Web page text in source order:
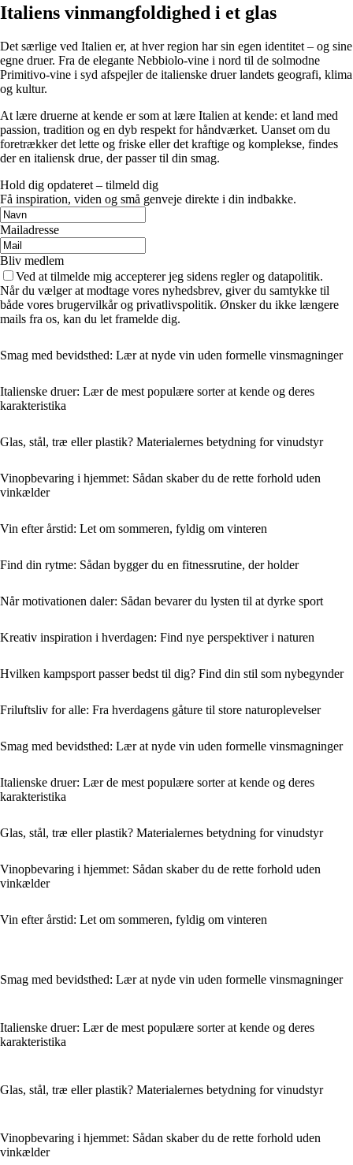
Italiens vinmangfoldighed i et glas
Det særlige ved Italien er, at hver region har sin egen identitet – og sine
egne druer. Fra de elegante Nebbiolo-vine i nord til de solmodne
Primitivo-vine i syd afspejler de italienske druer landets geografi, klima
og kultur.
At lære druerne at kende er som at lære Italien at kende: et land med
passion, tradition og en dyb respekt for håndværket. Uanset om du
foretrækker det lette og friske eller det kraftige og komplekse, findes
der en italiensk drue, der passer til din smag.
Hold dig opdateret – tilmeld dig
Få inspiration, viden og små genveje direkte i din indbakke.
Mailadresse
Bliv medlem
Ved at tilmelde mig accepterer jeg sidens regler og datapolitik.
Når du vælger at modtage vores nyhedsbrev, giver du samtykke til
både vores brugervilkår og privatlivspolitik. Ønsker du ikke længere
mails fra os, kan du let framelde dig.
Smag med bevidsthed: Lær at nyde vin uden formelle vinsmagninger
Italienske druer: Lær de mest populære sorter at kende og deres
karakteristika
Glas, stål, træ eller plastik? Materialernes betydning for vinudstyr
Vinopbevaring i hjemmet: Sådan skaber du de rette forhold uden
vinkælder
Vin efter årstid: Let om sommeren, fyldig om vinteren
Find din rytme: Sådan bygger du en fitnessrutine, der holder
Når motivationen daler: Sådan bevarer du lysten til at dyrke sport
Kreativ inspiration i hverdagen: Find nye perspektiver i naturen
Hvilken kampsport passer bedst til dig? Find din stil som nybegynder
Friluftsliv for alle: Fra hverdagens gåture til store naturoplevelser
Smag med bevidsthed: Lær at nyde vin uden formelle vinsmagninger
Italienske druer: Lær de mest populære sorter at kende og deres
karakteristika
Glas, stål, træ eller plastik? Materialernes betydning for vinudstyr
Vinopbevaring i hjemmet: Sådan skaber du de rette forhold uden
vinkælder
Vin efter årstid: Let om sommeren, fyldig om vinteren
Smag med bevidsthed: Lær at nyde vin uden formelle vinsmagninger
Italienske druer: Lær de mest populære sorter at kende og deres
karakteristika
Glas, stål, træ eller plastik? Materialernes betydning for vinudstyr
Vinopbevaring i hjemmet: Sådan skaber du de rette forhold uden
vinkælder